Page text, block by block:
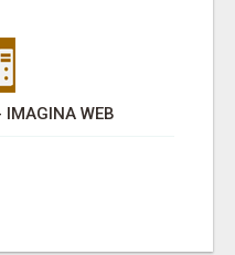
IMAGINA WEB